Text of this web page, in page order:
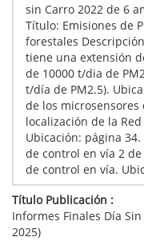
sin Carro 2022 de 6
Título: Emisiones de
forestales
tiene una extensión
de 10000 t/dia de
t/día de PM2.5).
de los
localización de la
Ubicación: página
de control en vía 2
de control en vía.
Título Publicación :
Informes Finales Día
2025)